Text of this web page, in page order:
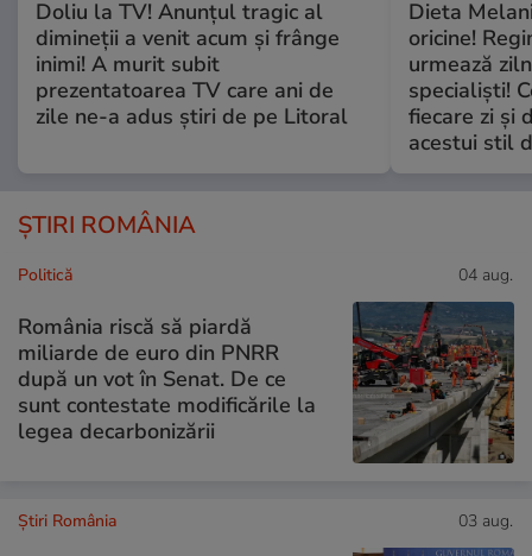
Doliu la TV! Anunțul tragic al
dimineții a venit acum și frânge
inimi! A murit subit
prezentatoarea TV care ani de
zile ne-a adus știri de pe Litoral
Dieta
oricine!
urmează
specialiști!
fiecare zi și
acestui stil
ȘTIRI ROMÂNIA
Politică 04 aug.
România riscă să piardă
miliarde de euro din PNRR
după un vot în Senat. De ce
sunt contestate modificările la
legea decarbonizării
Știri România 03 aug.